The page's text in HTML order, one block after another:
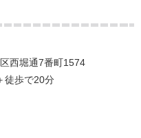
西堀通7番町1574
徒歩で20分